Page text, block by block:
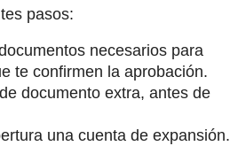
pasos:
necesarios para
te confirmen la aprobación.
documento extra, antes de
una cuenta de expansión.